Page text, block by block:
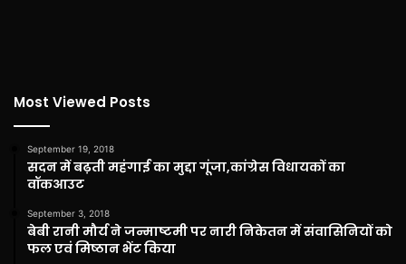
Most Viewed Posts
September 19, 2018
सदन में बढ़ती महंगाई का मुद्दा गूंजा,कांग्रेस विधायकों का
वॉकआउट
September 3, 2018
बेबी रानी मौर्य ने जन्माष्टमी पर नारी निकेतन में संवासिनियों को
फल एवं मिष्ठान भेंट किया